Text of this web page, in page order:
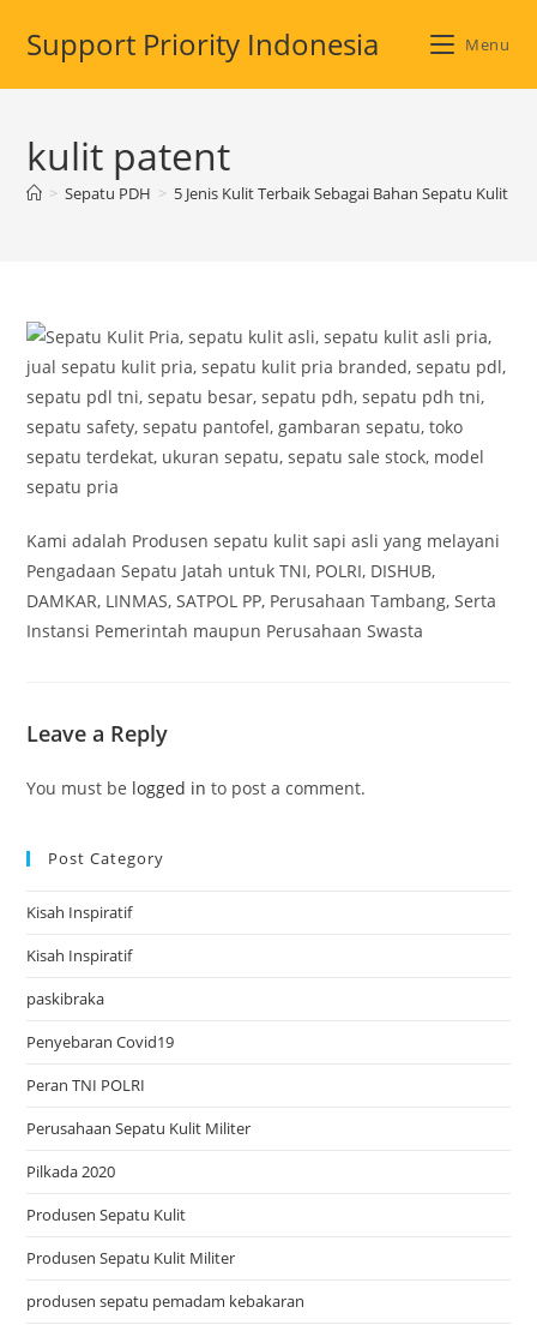
Support Priority Indonesia Menu
kulit patent
> Sepatu PDH > 5 Jenis Kulit Terbaik Sebagai Bahan Sepatu Kulit Asli
Kami adalah Produsen sepatu kulit sapi asli yang melayani
Pengadaan Sepatu Jatah untuk TNI, POLRI, DISHUB,
DAMKAR, LINMAS, SATPOL PP, Perusahaan Tambang, Serta
Instansi Pemerintah maupun Perusahaan Swasta
Leave a Reply
You must be logged in to post a comment.
Post Category
Kisah Inspiratif
Kisah Inspiratif
paskibraka
Penyebaran Covid19
Peran TNI POLRI
Perusahaan Sepatu Kulit Militer
Pilkada 2020
Produsen Sepatu Kulit
Produsen Sepatu Kulit Militer
produsen sepatu pemadam kebakaran